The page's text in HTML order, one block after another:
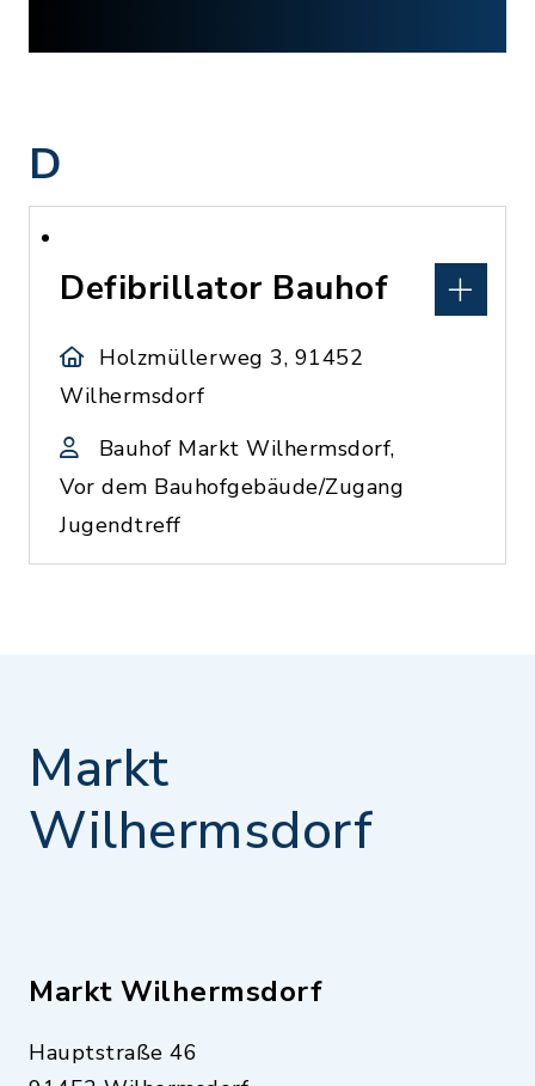
D
Defibrillator Bauhof
Holzmüllerweg 3, 91452
Wilhermsdorf
Bauhof Markt Wilhermsdorf,
Vor dem Bauhofgebäude/Zugang
Jugendtreff
Markt
Wilhermsdorf
Markt Wilhermsdorf
Hauptstraße 46